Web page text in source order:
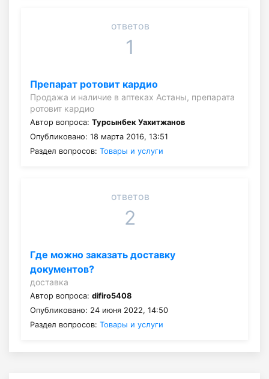
ответов
1
Препарат ротовит кардио
Продажа и наличие в аптеках Астаны, препарата
ротовит кардио
Автор вопроса: Турсынбек Уахитжанов
Опубликовано: 18 марта 2016, 13:51
Раздел вопросов: Товары и услуги
ответов
2
Где можно заказать доставку
документов?
доставка
Автор вопроса: difiro5408
Опубликовано: 24 июня 2022, 14:50
Раздел вопросов: Товары и услуги